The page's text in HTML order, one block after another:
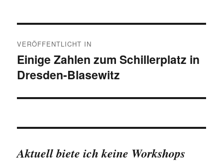
VERÖFFENTLICHT IN
Einige Zahlen zum Schillerplatz in
Dresden-Blasewitz
Aktuell biete ich keine Workshops